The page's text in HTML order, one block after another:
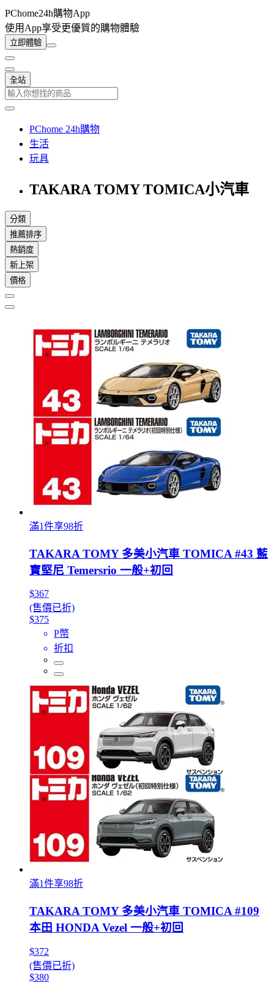
PChome24h購物App
使用App享受更優質的購物體驗
立即體驗
全站
PChome 24h購物
生活
玩具
TAKARA TOMY TOMICA小汽車
分類
推薦排序
熱銷度
新上架
價格
滿1件享98折
TAKARA TOMY 多美小汽車 TOMICA #43 藍
寶堅尼 Temersrio 一般+初回
$367
(售價已折)
$375
P幣
折扣
滿1件享98折
TAKARA TOMY 多美小汽車 TOMICA #109
本田 HONDA Vezel 一般+初回
$372
(售價已折)
$380